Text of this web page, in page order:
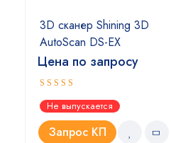
3D сканер Shining 3D
AutoScan DS-EX
Цена по запросу
Оценка
4.67из 5
Не выпускается
Запрос КП